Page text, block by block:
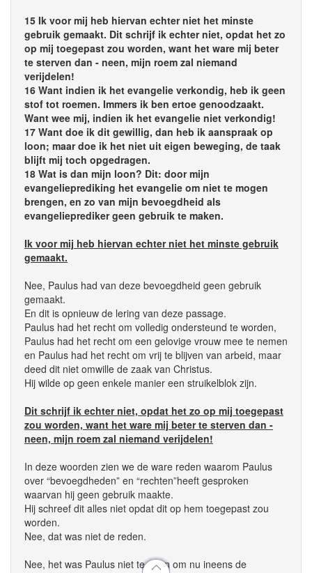
15 Ik voor mij heb hiervan echter niet het minste
gebruik gemaakt. Dit schrijf ik echter niet, opdat het zo
op mij toegepast zou worden, want het ware mij beter
te sterven dan - neen, mijn roem zal niemand
verijdelen!
16 Want indien ik het evangelie verkondig, heb ik geen
stof tot roemen. Immers ik ben ertoe genoodzaakt.
Want wee mij, indien ik het evangelie niet verkondig!
17 Want doe ik dit gewillig, dan heb ik aanspraak op
loon; maar doe ik het niet uit eigen beweging, de taak
blijft mij toch opgedragen.
18 Wat is dan mijn loon? Dit: door mijn
evangelieprediking het evangelie om niet te mogen
brengen, en zo van mijn bevoegdheid als
evangelieprediker geen gebruik te maken.
Ik voor mij heb hiervan echter niet het minste gebruik
gemaakt.
Nee, Paulus had van deze bevoegdheid geen gebruik
gemaakt.
En dit is opnieuw de lering van deze passage.
Paulus had het recht om volledig ondersteund te worden,
Paulus had het recht om een gelovige vrouw mee te nemen
en Paulus had het recht om vrij te blijven van arbeid, maar
deed dit niet omwille de zaak van Christus.
Hij wilde op geen enkele manier een struikelblok zijn.
Dit schrijf ik echter niet, opdat het zo op mij toegepast
zou worden, want het ware mij beter te sterven dan -
neen, mijn roem zal niemand verijdelen!
In deze woorden zien we de ware reden waarom Paulus
over “bevoegdheden” en “rechten”heeft gesproken
waarvan hij geen gebruik maakte.
Hij schreef dit alles niet opdat dit op hem toegepast zou
worden.
Nee, dat was niet de reden.
Nee, het was Paulus niet te doen om nu ineens de